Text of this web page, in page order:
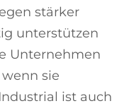
stärker
unterstützen
Unternehmen
sie
ist auch